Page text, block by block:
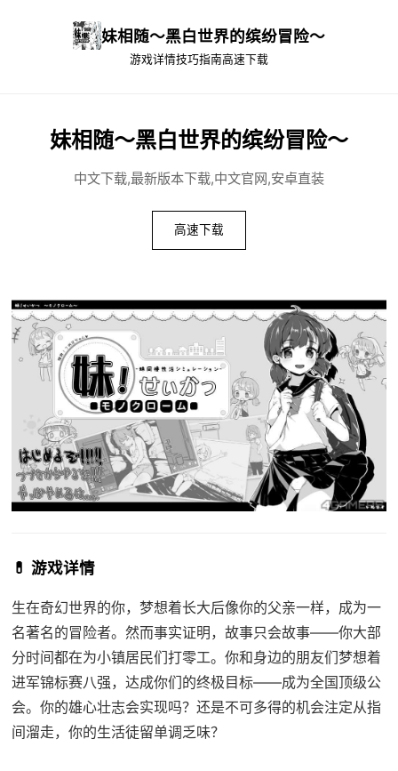
妹相随～黑白世界的缤纷冒险～
游戏详情技巧指南高速下载
妹相随～黑白世界的缤纷冒险～
中文下载,最新版本下载,中文官网,安卓直装
高速下载
💊 游戏详情
生在奇幻世界的你，梦想着长大后像你的父亲一样，成为一
名著名的冒险者。然而事实证明，故事只会故事——你大部
分时间都在为小镇居民们打零工。你和身边的朋友们梦想着
进军锦标赛八强，达成你们的终极目标——成为全国顶级公
会。你的雄心壮志会实现吗？还是不可多得的机会注定从指
间溜走，你的生活徒留单调乏味？